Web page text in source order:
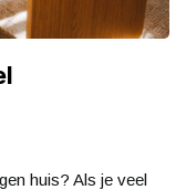
huis? Als je veel